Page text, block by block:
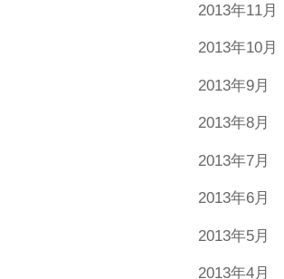
2013年11月
2013年10月
2013年9月
2013年8月
2013年7月
2013年6月
2013年5月
2013年4月